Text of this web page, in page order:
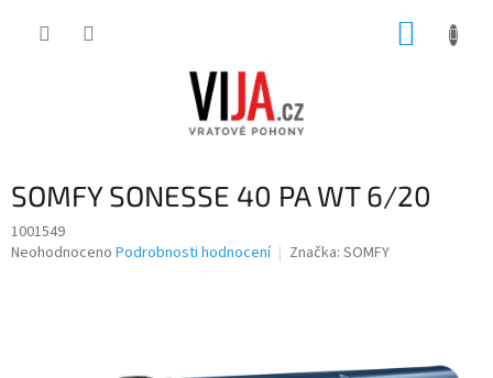
SOMFY SONESSE 40 PA WT 6/20
1001549
Průměrné
Neohodnoceno Podrobnosti hodnocení Značka: SOMFY